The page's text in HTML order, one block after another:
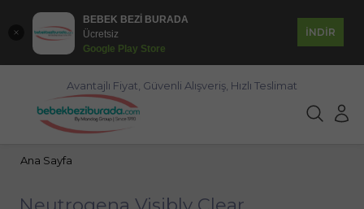
BEBEK BEZİ BURADA
Ücretsiz
Google Play Store
İNDİR
Avantajlı Fiyat, Güvenli Alışveriş, Hızlı Teslimat
Ana Sayfa